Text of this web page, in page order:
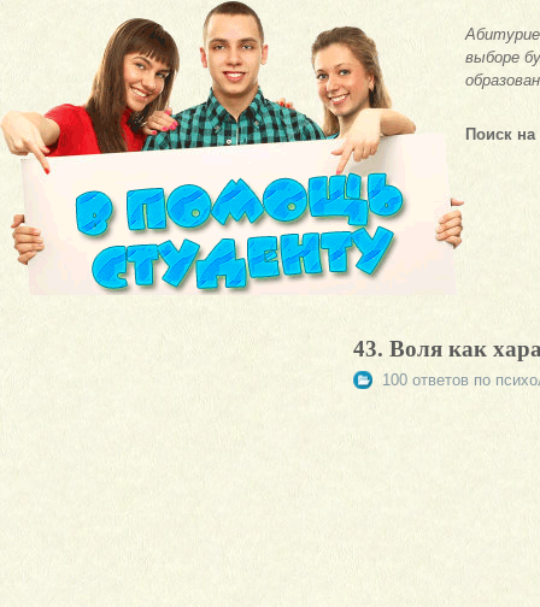
выборе
Поиск на
43. Воля как
100 ответов по